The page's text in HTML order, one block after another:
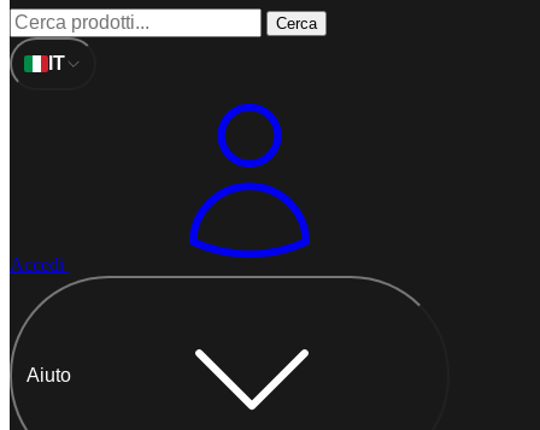
Cerca
IT
Accedi
Aiuto